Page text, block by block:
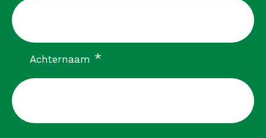
Achternaam *verplicht